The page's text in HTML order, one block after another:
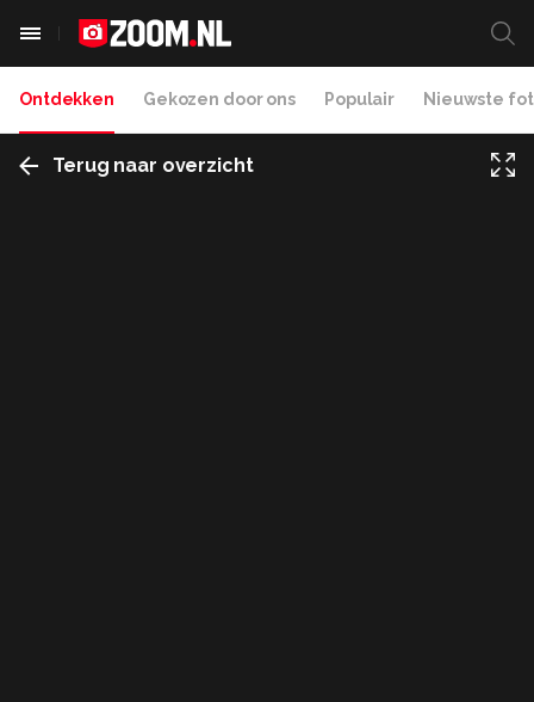
Ontdekken Gekozen door ons Populair Nieuwste
Terug naar overzicht